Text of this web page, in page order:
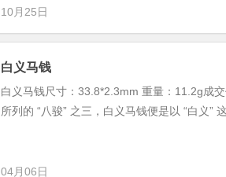
10月25日
白义马钱
白义马钱尺寸：33.8*2.3mm 重量：11.2g成
所列的 “八骏” 之三，白义马钱便是以 “白义”
04月06日